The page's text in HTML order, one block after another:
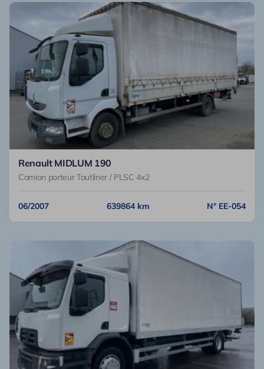
Renault MIDLUM 190
Camion porteur Tautliner / PLSC 4x2
06/2007 639864 km N° EE-054